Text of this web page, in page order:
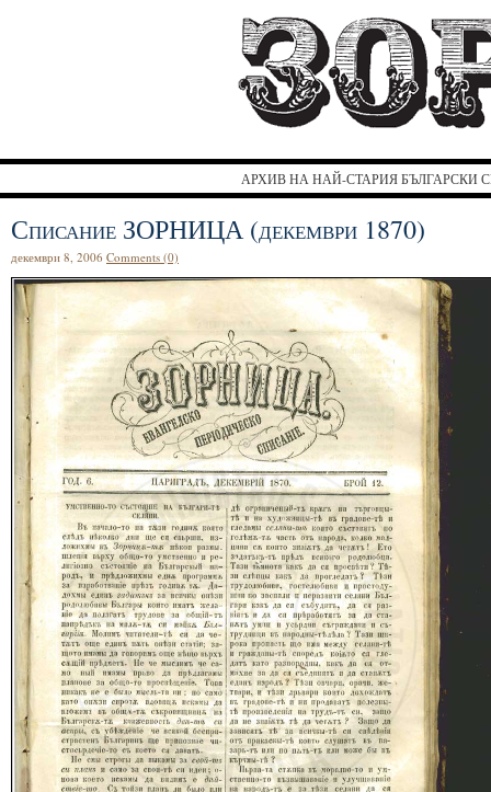
АРХИВ НА НАЙ-СТАРИЯ БЪЛГАРСКИ
Списание ЗОРНИЦА (декември 1870)
декември 8, 2006 Comments (0)